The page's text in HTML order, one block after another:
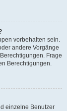
vorbehalten sein.
andere Vorgänge
Frage
Berechtigungen.
einzelne Benutzer